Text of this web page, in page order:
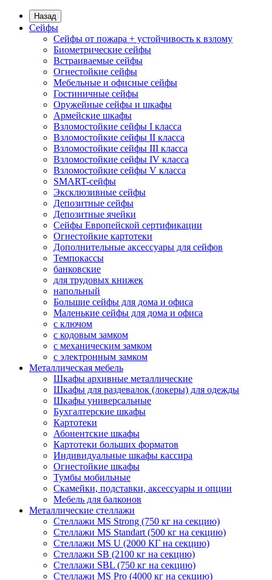
Назад
Сейфы
Сейфы от пожара + устойчивость к взлому
Биометрические сейфы
Встраиваемые сейфы
Огнестойкие сейфы
Мебельные и офисные сейфы
Гостиничные сейфы
Оружейные сейфы и шкафы
Армейские шкафы
Взломостойкие сейфы I класса
Взломостойкие сейфы II класса
Взломостойкие сейфы III класса
Взломостойкие сейфы IV класса
Взломостойкие сейфы V класса
SMART-сейфы
Эксклюзивные сейфы
Депозитные сейфы
Депозитные ячейки
Сейфы Европейской сертификации
Огнестойкие картотеки
Дополнительные аксессуары для сейфов
Темпокассы
банковские
для трудовых книжек
напольный
Большие сейфы для дома и офиса
Маленькие сейфы для дома и офиса
с ключом
с кодовым замком
с механическим замком
с электронным замком
Металлическая мебель
Шкафы архивные металлические
Шкафы для раздевалок (локеры) для одежды
Шкафы универсальные
Бухгалтерские шкафы
Картотеки
Абонентские шкафы
Картотеки больших форматов
Индивидуальные шкафы кассира
Огнестойкие шкафы
Тумбы мобильные
Скамейки, подставки, аксессуары и опции
Мебель для балконов
Металлические стеллажи
Стеллажи MS Strong (750 кг на секцию)
Стеллажи MS Standart (500 кг на секцию)
Стеллажи MS U (2000 КГ на секцию)
Стеллажи SB (2100 кг на секцию)
Стеллажи SBL (750 кг на секцию)
Стеллажи MS Pro (4000 кг на секцию)